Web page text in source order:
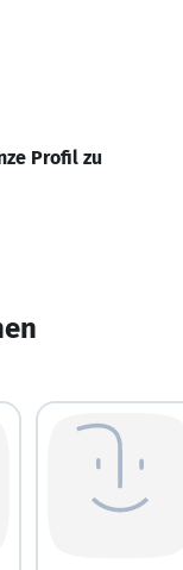
Profil zu